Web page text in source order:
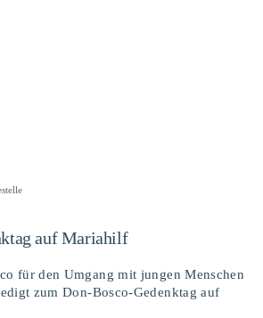
auf Mariahilf
für den Umgang mit jungen Menschen
zum Don-Bosco-Gedenktag auf